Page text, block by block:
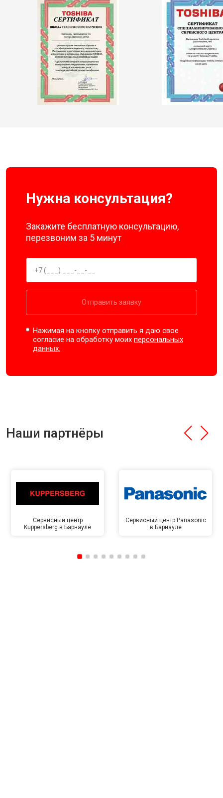
Нужна консультация?
Закажите бесплатную консультацию,
перезвоним за 5 минут
Отправить заявку
Нажимая на кнопку отправить я даю свое
согласие на обработку моихперсональных
данных.
Наши партнёры
Сервисный центр
Kuppersberg в Барнауле
Сервисный центр Panasonic
в Барнауле